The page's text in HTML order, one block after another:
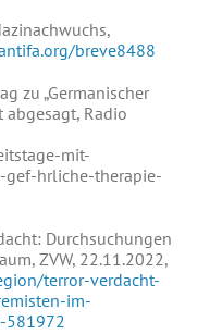
breve8488
zu „Germanischer
abgesagt, Radio
mit-
gef-hrliche-therapie-
Durchsuchungen
ZVW, 22.11.2022,
terror-verdacht-
im-
581972